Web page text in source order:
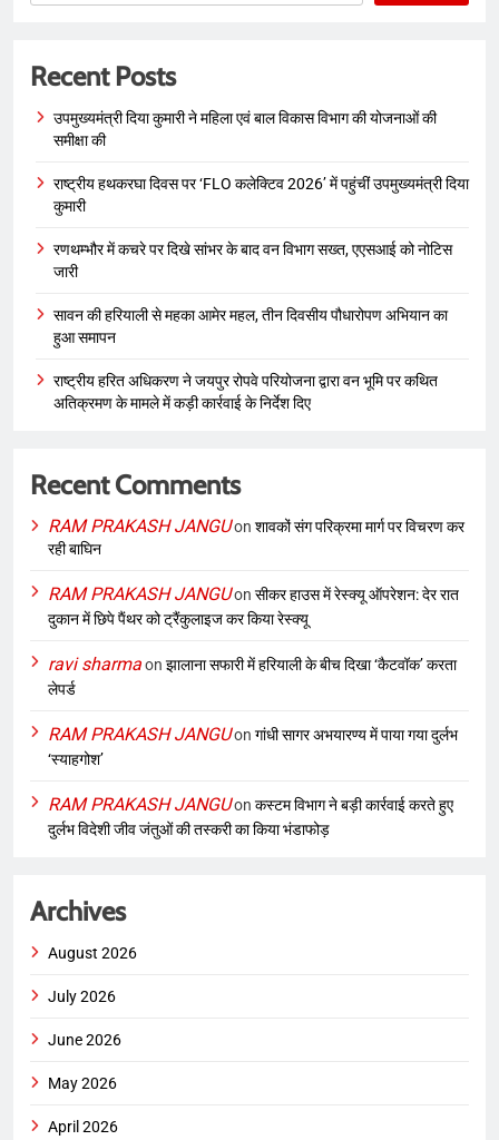
Recent Posts
उपमुख्यमंत्री दिया कुमारी ने महिला एवं बाल विकास विभाग की योजनाओं की
समीक्षा की
राष्ट्रीय हथकरघा दिवस पर ‘FLO कलेक्टिव 2026’ में पहुंचीं उपमुख्यमंत्री दिया
कुमारी
रणथम्भौर में कचरे पर दिखे सांभर के बाद वन विभाग सख्त, एएसआई को नोटिस
जारी
सावन की हरियाली से महका आमेर महल, तीन दिवसीय पौधारोपण अभियान का
हुआ समापन
राष्ट्रीय हरित अधिकरण ने जयपुर रोपवे परियोजना द्वारा वन भूमि पर कथित
अतिक्रमण के मामले में कड़ी कार्रवाई के निर्देश दिए
Recent Comments
RAM PRAKASH JANGUon शावकों संग परिक्रमा मार्ग पर विचरण कर
रही बाघिन
RAM PRAKASH JANGUon सीकर हाउस में रेस्क्यू ऑपरेशन: देर रात
दुकान में छिपे पैंथर को ट्रैंकुलाइज कर किया रेस्क्यू
ravi sharmaon झालाना सफारी में हरियाली के बीच दिखा ‘कैटवॉक’ करता
लेपर्ड
RAM PRAKASH JANGUon गांधी सागर अभयारण्य में पाया गया दुर्लभ
‘स्याहगोश’
RAM PRAKASH JANGUon कस्टम विभाग ने बड़ी कार्रवाई करते हुए
दुर्लभ विदेशी जीव जंतुओं की तस्करी का किया भंडाफोड़
Archives
August 2026
July 2026
June 2026
May 2026
April 2026